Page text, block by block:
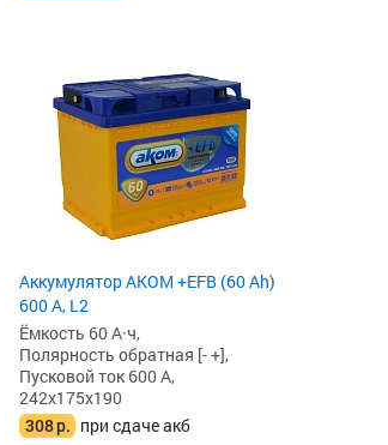
Аккумулятор AKOM +EFB (60 Ah)
600 А, L2
Ёмкость 60 А·ч,
Полярность обратная [- +],
Пусковой ток 600 А,
242x175x190
308р. при сдаче акб